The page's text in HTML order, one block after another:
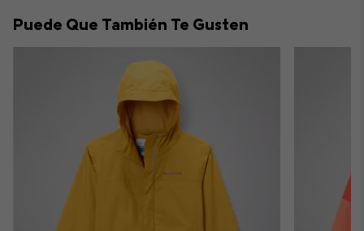
Puede Que También Te Gusten